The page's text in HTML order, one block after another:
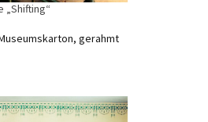
„Shifting“
gerahmt